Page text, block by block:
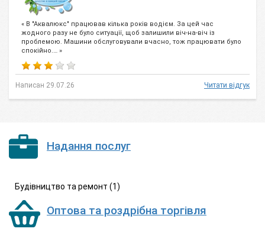
« В "Аквалюкс" працював кілька років водієм. За цей час
жодного разу не було ситуації, щоб залишили віч-на-віч із
проблемою. Машини обслуговували вчасно, тож працювати було
спокійно.… »
Написан 29.07.26 Читати відгук
Надання послуг
Будівництво та ремонт (1)
Оптова та роздрібна торгівля